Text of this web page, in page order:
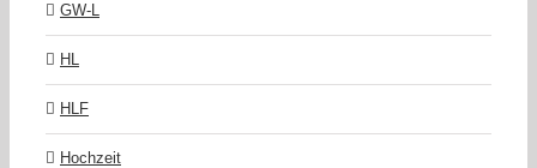
GW-L
HL
HLF
Hochzeit